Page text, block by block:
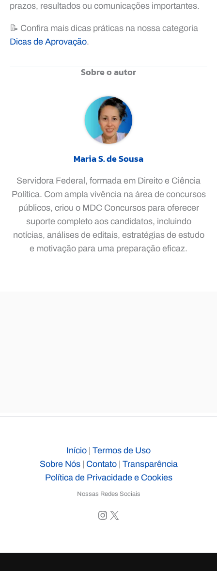
prazos, resultados ou comunicações importantes.
📝 Confira mais dicas práticas na nossa categoria
Dicas de Aprovação.
Sobre o autor
Maria S. de Sousa
Servidora Federal, formada em Direito e Ciência
Política. Com ampla vivência na área de concursos
públicos, criou o MDC Concursos para oferecer
suporte completo aos candidatos, incluindo
notícias, análises de editais, estratégias de estudo
e motivação para uma preparação eficaz.
Início | Termos de Uso
Sobre Nós| Contato| Transparência
Política de Privacidade e Cookies
Nossas Redes Sociais
Instagram
X